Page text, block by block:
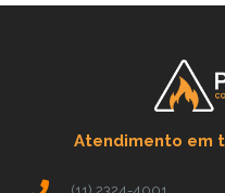
Atendimento em